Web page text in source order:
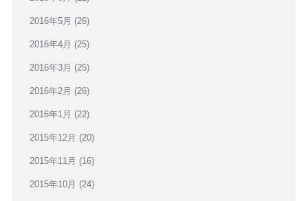
2016年5月 (26)
2016年4月 (25)
2016年3月 (25)
2016年2月 (26)
2016年1月 (22)
2015年12月 (20)
2015年11月 (16)
2015年10月 (24)